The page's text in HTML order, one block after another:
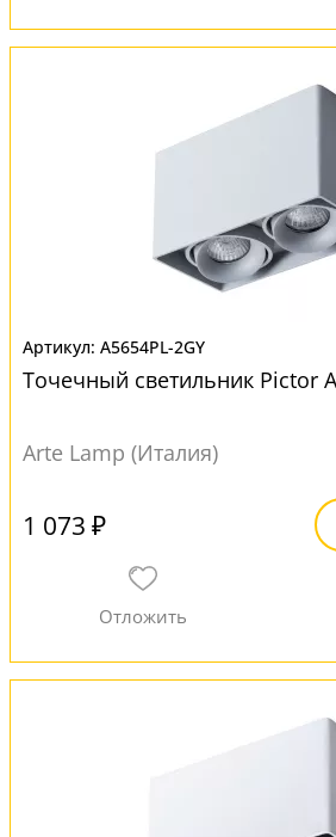
A5654PL-2GY
Точечный светильник Pictor
Arte Lamp (Италия)
1 073 ₽